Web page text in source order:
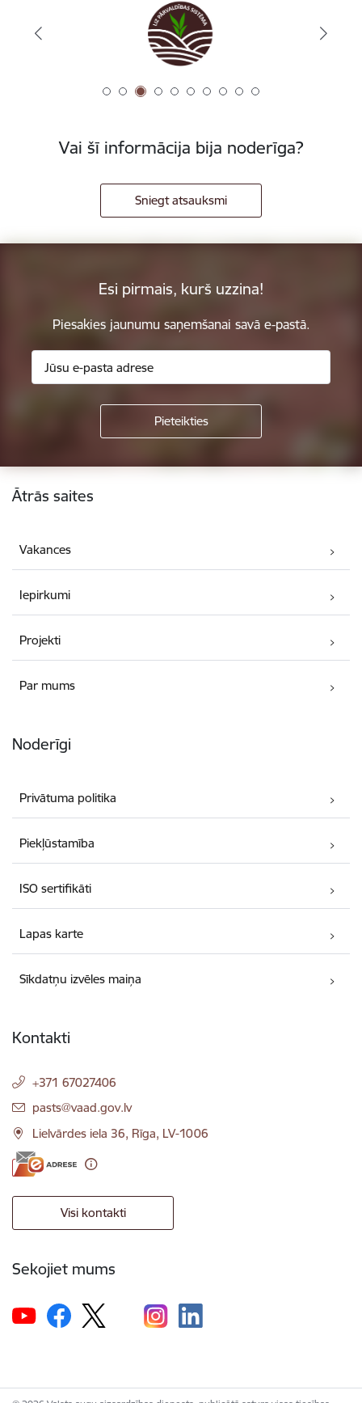
Vai šī informācija bija noderīga?
Sniegt atsauksmi
Esi pirmais, kurš uzzina!
Piesakies jaunumu saņemšanai savā e-pastā.
Kājene
Ātrās saites
Vakances
Iepirkumi
Projekti
Par mums
Noderīgi
Privātuma politika
Piekļūstamība
ISO sertifikāti
Lapas karte
Sīkdatņu izvēles maiņa
Kontakti
+371 67027406
E-pasts:
pasts@vaad.gov.lv
Lielvārdes iela 36, Rīga, LV-1006
Visi kontakti
Sekojiet mums